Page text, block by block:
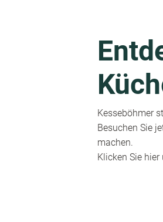
Kesseböhmer
Besuchen Sie
machen.
Klicken Sie